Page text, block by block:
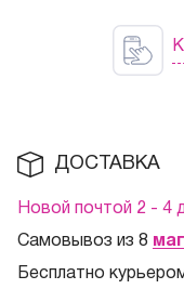
ДОСТАВКА
Новой почтой 2 - 4
Самовывоз из 8
Бесплатно